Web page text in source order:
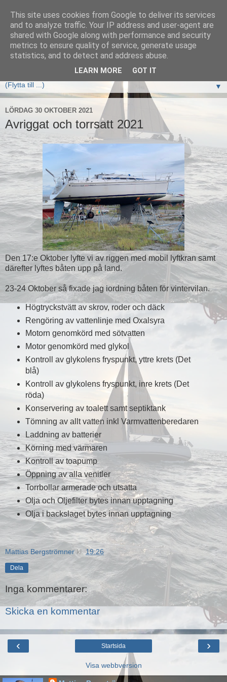
Elan333 Vilja
www.elan333.se - en blogg om båten, seglingar, havet och
allt som hör därtill
▼
LÖRDAG 30 OKTOBER 2021
Avriggat och torrsatt 2021
Den 17:e Oktober lyfte vi av riggen med mobil lyftkran samt
därefter lyftes båten upp på land.
23-24 Oktober så fixade jag iordning båten för vintervilan.
Högtryckstvätt av skrov, roder och däck
Rengöring av vattenlinje med Oxalsyra
Motorn genomkörd med sötvatten
Motor genomkörd med glykol
Kontroll av glykolens fryspunkt, yttre krets (Det
blå)
Kontroll av glykolens fryspunkt, inre krets (Det
röda)
Konservering av toalett samt septiktank
Tömning av allt vatten inkl Varmvattenberedaren
Laddning av batterier
Körning med värmaren
Kontroll av toapump
Öppning av alla venitler
Torrbollar armerade och utsatta
Olja och Oljefilter bytes innan upptagning
Olja i backslaget bytes innan upptagning
Mattias Bergströmner kl.19:26
Dela
Inga kommentarer:
Skicka en kommentar
‹ ›
Startsida
Visa webbversion
This site uses cookies from Google to deliver its services
and to analyze traffic. Your IP address and user-agent are
shared with Google along with performance and security
metrics to ensure quality of service, generate usage
statistics, and to detect and address abuse.
LEARN MORE GOT IT